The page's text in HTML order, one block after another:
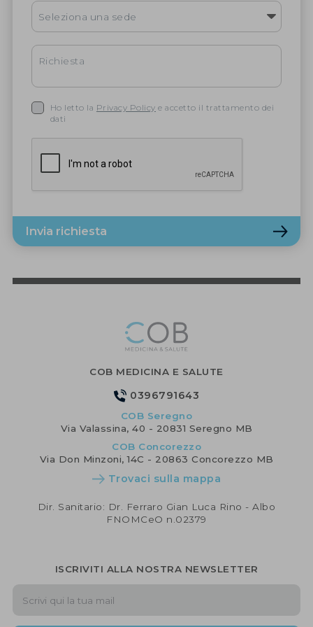
Ho letto la Privacy Policy e accetto il trattamento dei
dati
Invia richiesta
COB MEDICINA E SALUTE
0396791643
COB Seregno
Via Valassina, 40 - 20831 Seregno MB
COB Concorezzo
Via Don Minzoni, 14C - 20863 Concorezzo MB
Trovaci sulla mappa
Dir. Sanitario: Dr. Ferraro Gian Luca Rino - Albo
FNOMCeO n.02379
ISCRIVITI ALLA NOSTRA NEWSLETTER